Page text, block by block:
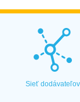
Sieť dodávateľov